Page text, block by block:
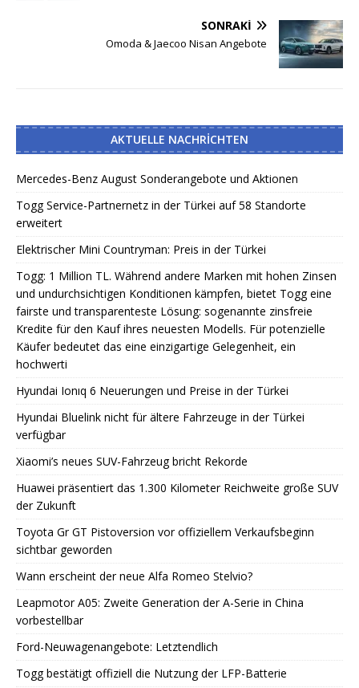
SONRAKI
Omoda & Jaecoo Nisan Angebote
AKTUELLE NACHRICHTEN
Mercedes-Benz August Sonderangebote und Aktionen
Togg Service-Partnernetz in der Türkei auf 58 Standorte
erweitert
Elektrischer Mini Countryman: Preis in der Türkei
Togg: 1 Million TL. Während andere Marken mit hohen Zinsen
und undurchsichtigen Konditionen kämpfen, bietet Togg eine
fairste und transparenteste Lösung: sogenannte zinsfreie
Kredite für den Kauf ihres neuesten Modells. Für potenzielle
Käufer bedeutet das eine einzigartige Gelegenheit, ein
hochwerti
Hyundai Ionıq 6 Neuerungen und Preise in der Türkei
Hyundai Bluelink nicht für ältere Fahrzeuge in der Türkei
verfügbar
Xiaomi’s neues SUV-Fahrzeug bricht Rekorde
Huawei präsentiert das 1.300 Kilometer Reichweite große SUV
der Zukunft
Toyota Gr GT Pistoversion vor offiziellem Verkaufsbeginn
sichtbar geworden
Wann erscheint der neue Alfa Romeo Stelvio?
Leapmotor A05: Zweite Generation der A-Serie in China
vorbestellbar
Ford-Neuwagenangebote: Letztendlich
Togg bestätigt offiziell die Nutzung der LFP-Batterie